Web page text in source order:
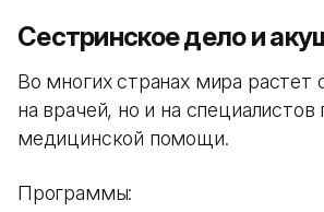
Сестринское дело и
Во многих странах мира растет
на врачей, но и на специалистов
медицинской помощи.
Программы: